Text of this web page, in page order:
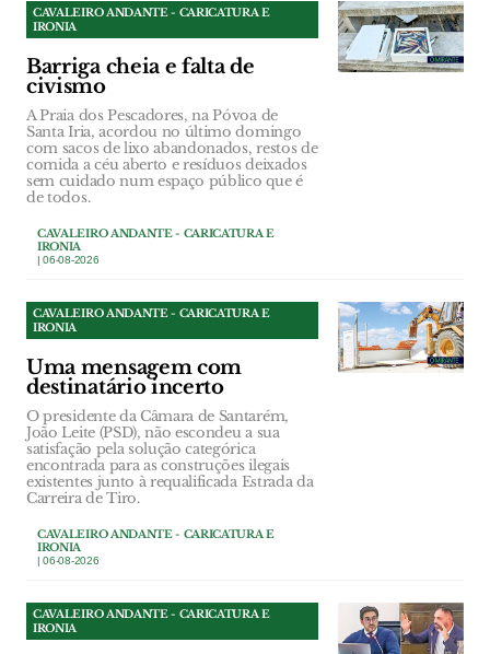
CAVALEIRO ANDANTE - CARICATURA E
IRONIA
Barriga cheia e falta de
civismo
A Praia dos Pescadores, na Póvoa de
Santa Iria, acordou no último domingo
com sacos de lixo abandonados, restos de
comida a céu aberto e resíduos deixados
sem cuidado num espaço público que é
de todos.
CAVALEIRO ANDANTE - CARICATURA E
IRONIA
| 06-08-2026
CAVALEIRO ANDANTE - CARICATURA E
IRONIA
Uma mensagem com
destinatário incerto
O presidente da Câmara de Santarém,
João Leite (PSD), não escondeu a sua
satisfação pela solução categórica
encontrada para as construções ilegais
existentes junto à requalificada Estrada da
Carreira de Tiro.
CAVALEIRO ANDANTE - CARICATURA E
IRONIA
| 06-08-2026
CAVALEIRO ANDANTE - CARICATURA E
IRONIA